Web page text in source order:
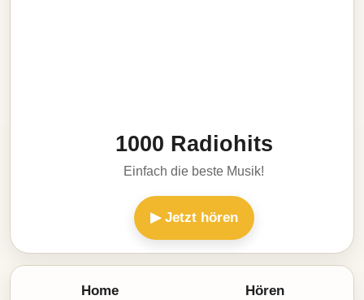
1000 Radiohits
Einfach die beste Musik!
▶ Jetzt hören
Home Hören